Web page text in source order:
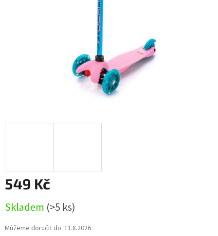
549 Kč
cena:
Skladem (>5 ks)
Můžeme doručit do: 11.8.2026